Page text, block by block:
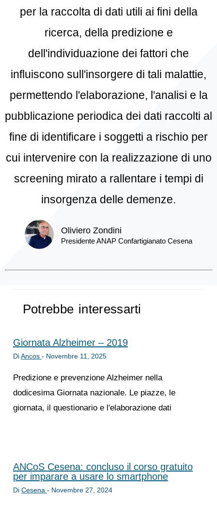
per la raccolta di dati utili ai fini della
ricerca, della predizione e
dell'individuazione dei fattori che
influiscono sull'insorgere di tali malattie,
permettendo l'elaborazione, l'analisi e la
pubblicazione periodica dei dati raccolti al
fine di identificare i soggetti a rischio per
cui intervenire con la realizzazione di uno
screening mirato a rallentare i tempi di
insorgenza delle demenze.
Oliviero Zondini
Presidente ANAP Confartigianato Cesena
Potrebbe interessarti
Giornata Alzheimer – 2019
DiAncos - Novembre 11, 2025
Predizione e prevenzione Alzheimer nella
dodicesima Giornata nazionale. Le piazze, le
giornata, il questionario e l'elaborazione dati
ANCoS Cesena: concluso il corso gratuito
per imparare a usare lo smartphone
Di Cesena - Novembre 27, 2024